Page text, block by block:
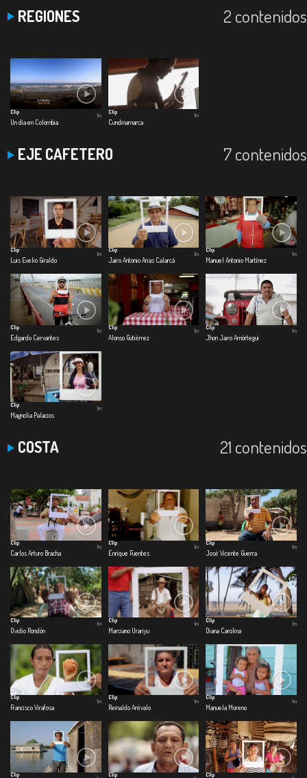
REGIONES 2 contenidos
Clip
Un día en Colombia
1m
Clip
Cundinamarca
1m
EJE CAFETERO 7 contenidos
Clip
Luis Evelio Giraldo
1m
Clip
Jairo Antonio Arias Calarcá
1m
Clip
Manuel Antonio Martínez
1m
Clip
Edgardo Cervantes
1m
Clip
Alonso Gutiérrez
1m
Clip
Jhon Jairo Amórtegui
1m
Clip
Magnolia Palacios
1m
COSTA 21 contenidos
Clip
Carlos Arturo Bracha
1m
Clip
Enrique Fuentes
1m
Clip
José Vicente Guerra
1m
Clip
Ovidio Rondón
1m
Clip
Marciano Urariyu
1m
Clip
Diana Carolina
1m
Clip
Francisco Virafosa
1m
Clip
Reinaldo Arévalo
1m
Clip
Manuela Moreno
1m
Clip Clip Clip